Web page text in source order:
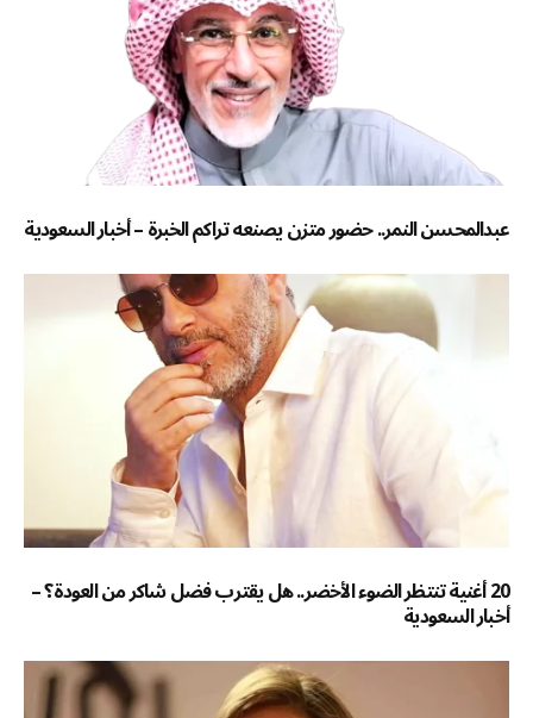
عبدالمحسن النمر.. حضور متزن يصنعه تراكم الخبرة – أخبار السعودية
20 أغنية تنتظر الضوء الأخضر.. هل يقترب فضل شاكر من العودة؟ –
أخبار السعودية